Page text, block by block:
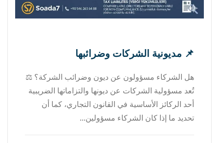
📌 مديونية الشركات وضرائبها
هل الشركاء مسؤولون عن ديون وضرائب الشركة؟ ⚖️
تُعد مسؤولية الشركات عن ديونها والتزاماتها الضريبية
أحد الركائز الأساسية في القانون التجاري، كما أن
تحديد ما إذا كان الشركاء مسؤولين...